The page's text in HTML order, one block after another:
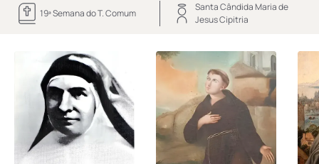
19ª Semana do T. Comum
Santa Cândida Maria de
Jesus Cipitria